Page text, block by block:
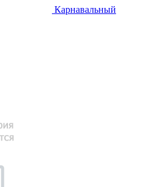
Карнавальный